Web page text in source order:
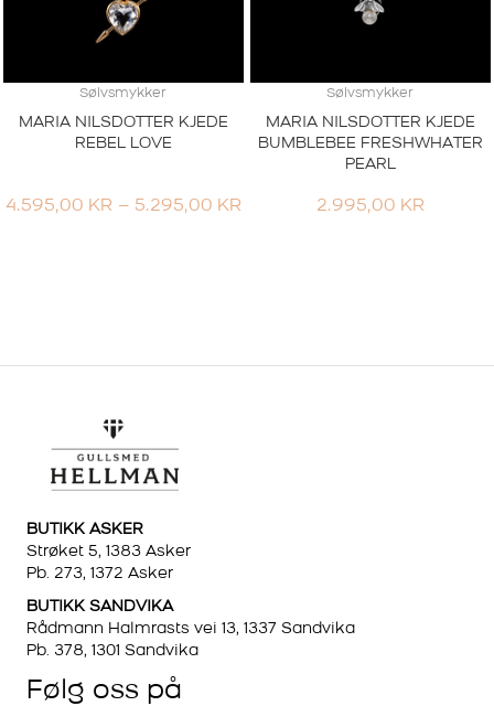
Sølvsmykker
MARIA NILSDOTTER KJEDE
REBEL LOVE
4.595,00 KR – 5.295,00 KRPRISOMRÅDE:
Sølvsmykker
MARIA NILSDOTTER KJEDE
BUMBLEBEE FRESHWHATER
PEARL
2.995,00 KR
BUTIKK ASKER
Strøket 5, 1383 Asker
Pb. 273, 1372 Asker
BUTIKK SANDVIKA
Rådmann Halmrasts vei 13, 1337 Sandvika
Pb. 378, 1301 Sandvika
Følg oss på